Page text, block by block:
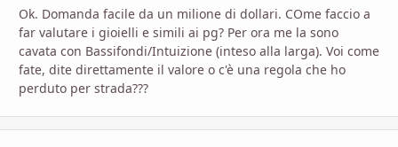
Ok. Domanda facile da un milione di dollari. COme faccio a
far valutare i gioielli e simili ai pg? Per ora me la sono
cavata con Bassifondi/Intuizione (inteso alla larga). Voi come
fate, dite direttamente il valore o c'è una regola che ho
perduto per strada???